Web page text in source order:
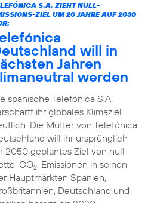
S.A. ZIEHT NULL-
ZIEL UM 20 JAHRE AUF 2030
will in
Jahren
werden
spanische Telefónica S.A.
ihr globales Klimaziel
Die Mutter von Telefónica
will ihr ursprünglich
2050 geplantes Ziel von null
CO2-Emissionen in seinen
Hauptmärkten Spanien,
Deutschland und